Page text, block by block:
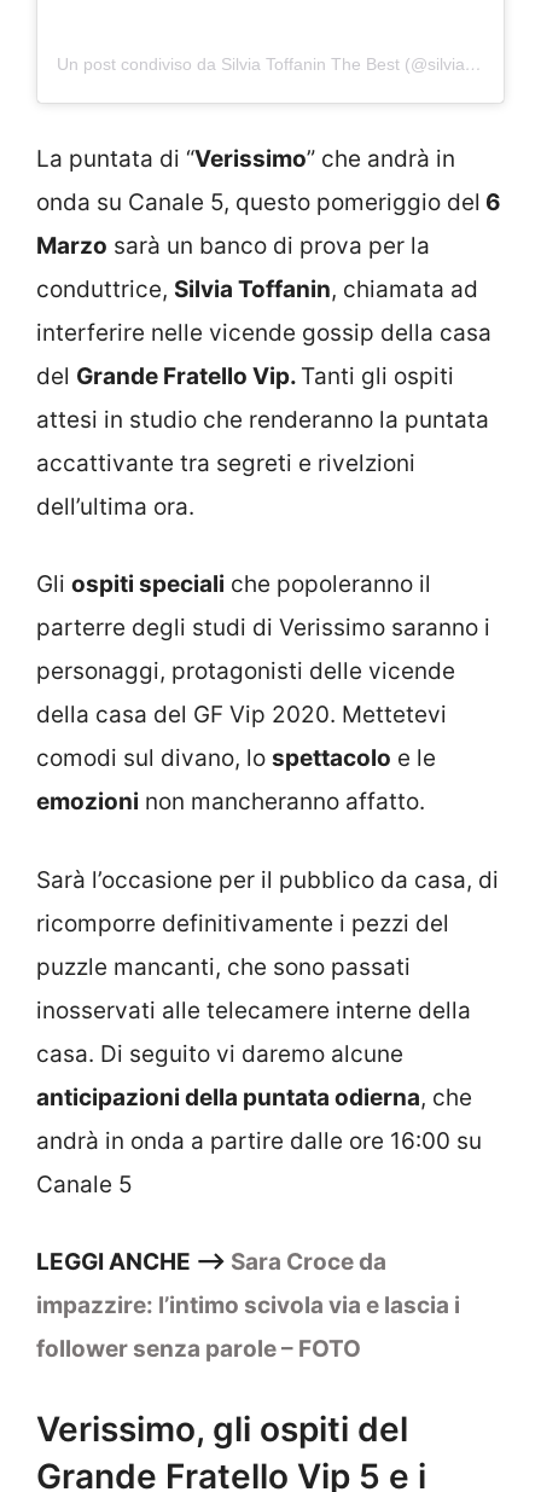
Un post condiviso da Silvia Toffanin The Best (@silviatoffaninthebest)
La puntata di “Verissimo” che andrà in
onda su Canale 5, questo pomeriggio del 6
Marzo sarà un banco di prova per la
conduttrice, Silvia Toffanin, chiamata ad
interferire nelle vicende gossip della casa
del Grande Fratello Vip. Tanti gli ospiti
attesi in studio che renderanno la puntata
accattivante tra segreti e rivelzioni
dell’ultima ora.
Gli ospiti speciali che popoleranno il
parterre degli studi di Verissimo saranno i
personaggi, protagonisti delle vicende
della casa del GF Vip 2020. Mettetevi
comodi sul divano, lo spettacolo e le
emozioni non mancheranno affatto.
Sarà l’occasione per il pubblico da casa, di
ricomporre definitivamente i pezzi del
puzzle mancanti, che sono passati
inosservati alle telecamere interne della
casa. Di seguito vi daremo alcune
anticipazioni della puntata odierna, che
andrà in onda a partire dalle ore 16:00 su
Canale 5
LEGGI ANCHE —–> Sara Croce da
impazzire: l’intimo scivola via e lascia i
follower senza parole – FOTO
Verissimo, gli ospiti del
Grande Fratello Vip 5 e i